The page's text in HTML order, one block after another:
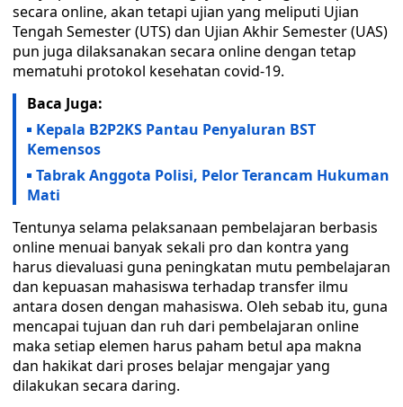
secara online, akan tetapi ujian yang meliputi Ujian
Tengah Semester (UTS) dan Ujian Akhir Semester (UAS)
pun juga dilaksanakan secara online dengan tetap
mematuhi protokol kesehatan covid-19.
Baca Juga:
Kepala B2P2KS Pantau Penyaluran BST
Kemensos
Tabrak Anggota Polisi, Pelor Terancam Hukuman
Mati
Tentunya selama pelaksanaan pembelajaran berbasis
online menuai banyak sekali pro dan kontra yang
harus dievaluasi guna peningkatan mutu pembelajaran
dan kepuasan mahasiswa terhadap transfer ilmu
antara dosen dengan mahasiswa. Oleh sebab itu, guna
mencapai tujuan dan ruh dari pembelajaran online
maka setiap elemen harus paham betul apa makna
dan hakikat dari proses belajar mengajar yang
dilakukan secara daring.